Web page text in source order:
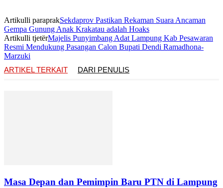
Artikulli paraprakSekdaprov Pastikan Rekaman Suara Ancaman
Gempa Gunung Anak Krakatau adalah Hoaks
Artikulli tjetërMajelis Punyimbang Adat Lampung Kab Pesawaran
Resmi Mendukung Pasangan Calon Bupati Dendi Ramadhona-
Marzuki
ARTIKEL TERKAIT
DARI PENULIS
Masa Depan dan Pemimpin Baru PTN di Lampung